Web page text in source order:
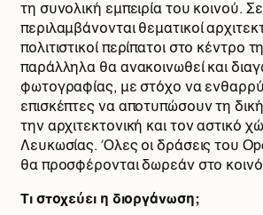
τη συνολική εμπειρία του κοινού.
περιλαμβάνονται θεματικοί
πολιτιστικοί περίπατοι στο κέντρο
παράλληλα θα ανακοινωθεί και
φωτογραφίας, με στόχο να
επισκέπτες να αποτυπώσουν τη
την αρχιτεκτονική και τον αστικό
Λευκωσίας. Όλες οι δράσεις του
θα προσφέρονται δωρεάν στο
Τι στοχεύει η διοργάνωση;